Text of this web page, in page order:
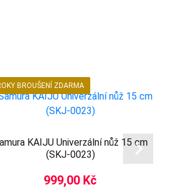
BROUŠENÍ ZDARMA
KAIJU Univerzální nůž 15 cm
(SKJ-0023)
999,00 Kč